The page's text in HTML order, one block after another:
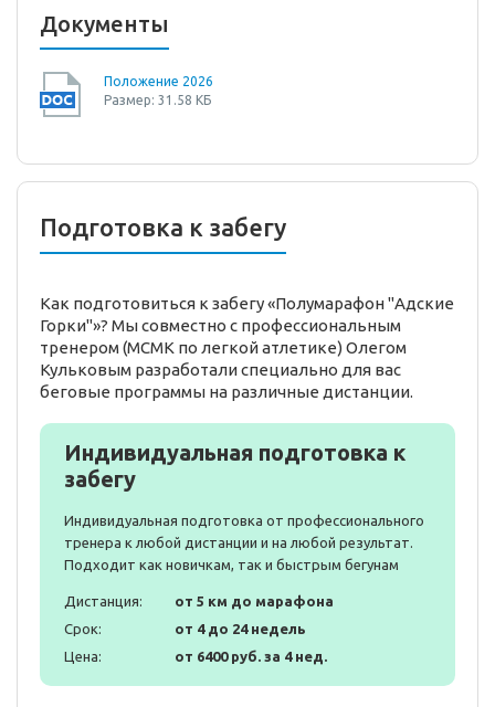
Документы
Положение 2026
Размер: 31.58 КБ
Подготовка к забегу
Как подготовиться к забегу «Полумарафон "Адские
Горки"»? Мы совместно с профессиональным
тренером (МСМК по легкой атлетике) Олегом
Кульковым разработали специально для вас
беговые программы на различные дистанции.
Индивидуальная подготовка к
забегу
Индивидуальная подготовка от профессионального
тренера к любой дистанции и на любой результат.
Подходит как новичкам, так и быстрым бегунам
Дистанция:
от 5 км до марафона
Срок:
от 4 до 24 недель
Цена:
от 6400 руб. за 4 нед.